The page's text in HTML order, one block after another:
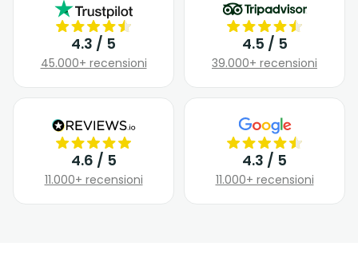
4.3 / 5
45.000+ recensioni
4.5 / 5
39.000+ recensioni
4.6 / 5
11.000+ recensioni
4.3 / 5
11.000+ recensioni